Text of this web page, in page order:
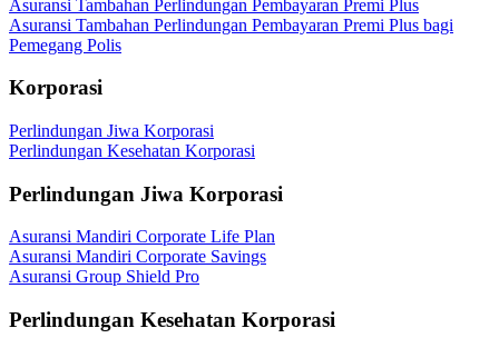
Asuransi Tambahan Perlindungan Pembayaran Premi Plus
Asuransi Tambahan Perlindungan Pembayaran Premi Plus bagi
Pemegang Polis
Korporasi
Perlindungan Jiwa Korporasi
Perlindungan Kesehatan Korporasi
Perlindungan Jiwa Korporasi
Asuransi Mandiri Corporate Life Plan
Asuransi Mandiri Corporate Savings
Asuransi Group Shield Pro
Perlindungan Kesehatan Korporasi